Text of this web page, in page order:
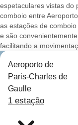
espetaculares vistas do
comboio entre
as estações de
e são
facilitando a
Aeroporto de
Paris-Charles de
Gaulle
1 estação